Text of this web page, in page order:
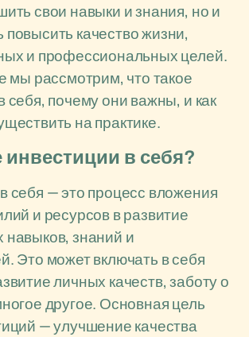
свои навыки и знания, но и
качество жизни,
и профессиональных целей.
мы рассмотрим, что такое
себя, почему они важны, и как
на практике.
инвестиции в себя?
себя — это процесс вложения
и ресурсов в развитие
навыков, знаний и
Это может включать в себя
личных качеств, заботу о
другое. Основная цель
— улучшение качества